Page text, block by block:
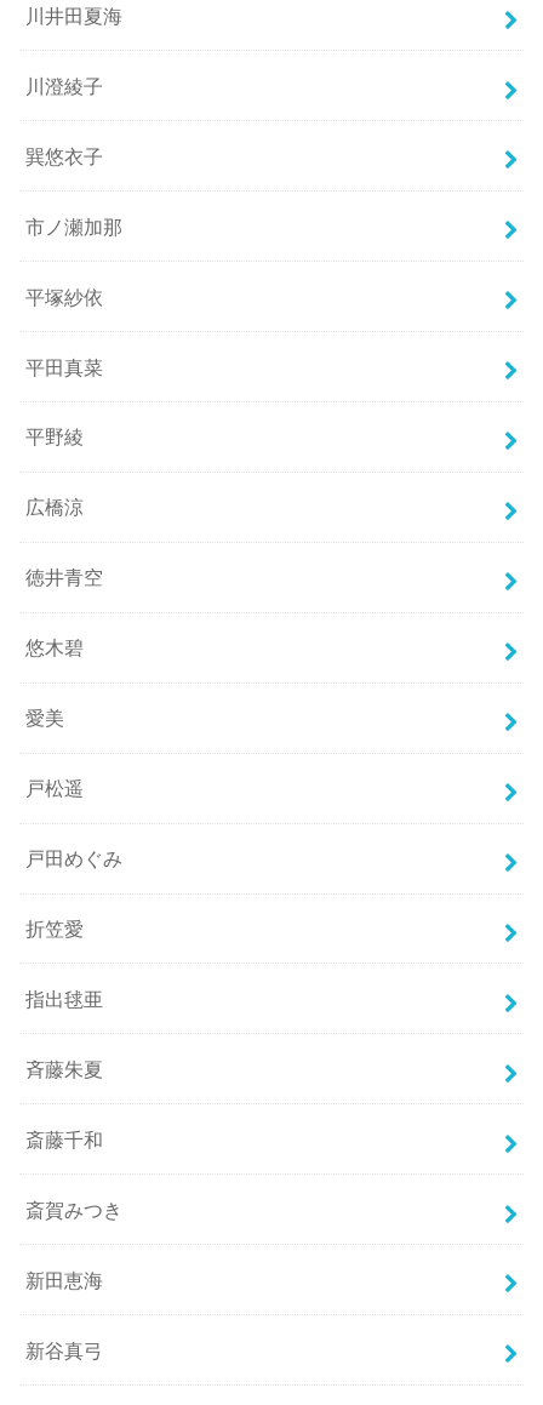
川井田夏海
川澄綾子
巽悠衣子
市ノ瀬加那
平塚紗依
平田真菜
平野綾
広橋涼
徳井青空
悠木碧
愛美
戸松遥
戸田めぐみ
折笠愛
指出毬亜
斉藤朱夏
斎藤千和
斎賀みつき
新田恵海
新谷真弓